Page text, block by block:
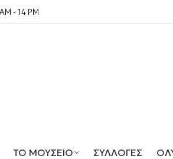
- 14 PM
ΤΟ ΜΟΥΣΕΙΟ ΣΥΛΛΟΓΕΣ